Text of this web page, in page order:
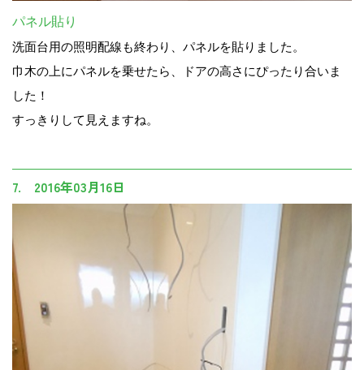
パネル貼り
洗面台用の照明配線も終わり、パネルを貼りました。
巾木の上にパネルを乗せたら、ドアの高さにぴったり合いま
した！
すっきりして見えますね。
7. 2016年03月16日